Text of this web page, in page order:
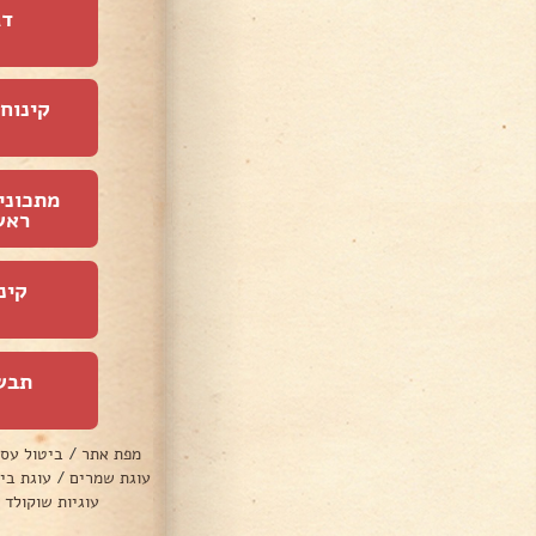
מפת אתר / ביטול
עוגת שמרים / עוגת
עוגיות